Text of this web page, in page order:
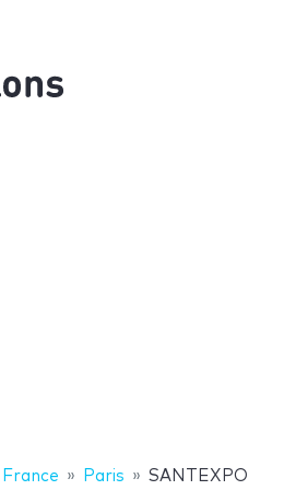
France Paris SANTEXPO